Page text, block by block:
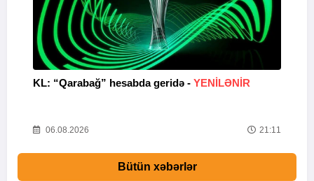
KL: “Qarabağ” hesabda geridə - YENİLƏNİR
06.08.2026 21:11
Bütün xəbərlər